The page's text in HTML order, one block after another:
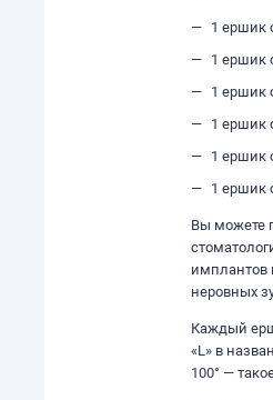
1 ершик
1 ершик
1 ершик
1 ершик
1 ершик
1 ершик
Вы можете
имплантов
неровных
Каждый
«L» в
100° —